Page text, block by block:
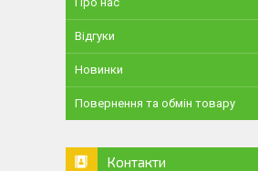
Відгуки
Новинки
Повернення та обмін товару
Контакти